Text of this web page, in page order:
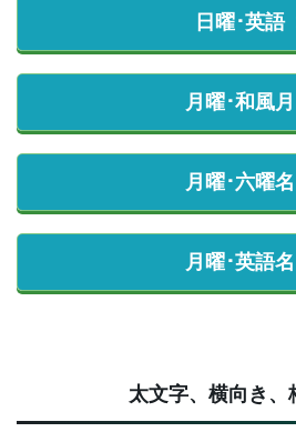
日曜･英語
月曜･和風月
月曜･六曜名
月曜･英語名
太文字、横向き、